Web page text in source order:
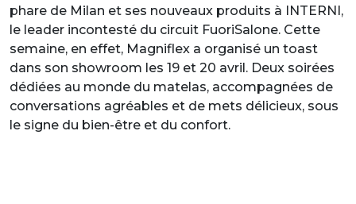
phare de Milan et ses nouveaux produits à INTERNI,
le leader incontesté du circuit FuoriSalone. Cette
semaine, en effet, Magniflex a organisé un toast
dans son showroom les 19 et 20 avril. Deux soirées
dédiées au monde du matelas, accompagnées de
conversations agréables et de mets délicieux, sous
le signe du bien-être et du confort.